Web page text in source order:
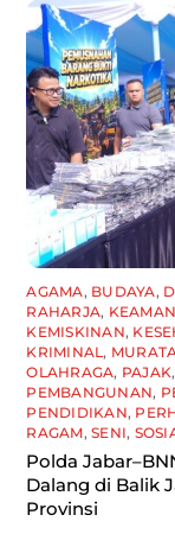
AGAMA, BUDAYA,
RAHARJA,
KEMISKINAN,
KRIMINAL,
OLAHRAGA, PAJAK,
PEMBANGUNAN,
PENDIDIKAN,
RAGAM,SENI,
Polda
Dalang di Balik
Provinsi